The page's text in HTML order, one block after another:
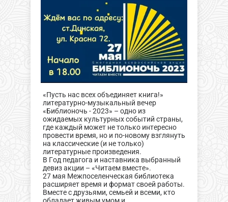
«Пусть нас всех объединяет книга!»
литературно-музыкальный вечер
«Библионочь - 2023» – одно из
ожидаемых культурных событий страны,
где каждый может не только интересно
провести время, но и по-новому взглянуть
на классические (и не только)
литературные произведения.
В Год педагога и наставника выбранный
девиз акции – «Читаем вместе».
27 мая Межпоселенческая библиотека
расширяет время и формат своей работы.
Вместе с друзьями, семьей и всеми, кто